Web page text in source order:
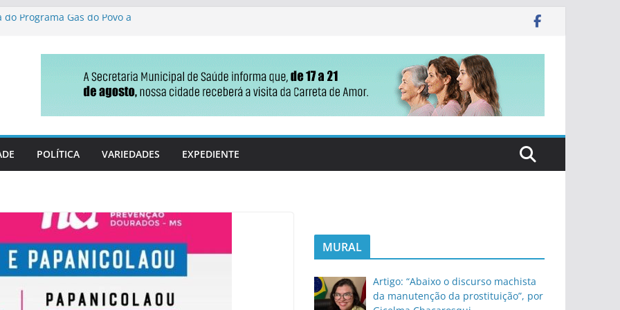
Programa Gás do Povo à
parlamentar no projeto
em MS
no Ideb e ganha fôlego
POLÍTICA VARIEDADES EXPEDIENTE
MURAL
Artigo: “Abaixo o discurso machista
da manutenção da prostituição”, por